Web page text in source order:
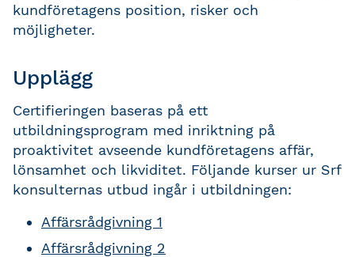
kundföretagens position, risker och
möjligheter.
Upplägg
Certifieringen baseras på ett
utbildningsprogram med inriktning på
proaktivitet avseende kundföretagens affär,
lönsamhet och likviditet. Följande kurser ur Srf
konsulternas utbud ingår i utbildningen:
Affärsrådgivning 1
Affärsrådgivning 2